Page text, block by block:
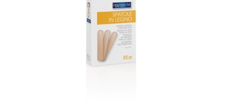
НАШИ БРЕНДОВИ ЗА КОЗМЕТИКА И ФРИЗЕРАЈ